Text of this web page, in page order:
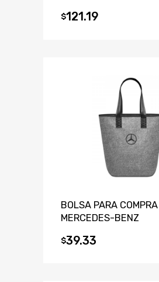
$121.19
BOLSA PARA COMPRA
MERCEDES-BENZ
$39.33